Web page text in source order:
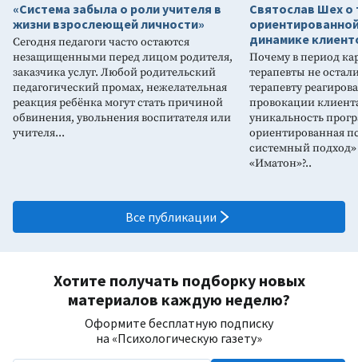
«Система забыла о роли учителя в
жизни взрослеющей личности»
Сегодня педагоги часто остаются
незащищенными перед лицом родителя,
заказчика услуг. Любой родительский
педагогический промах, нежелательная
реакция ребёнка могут стать причиной
обвинения, увольнения воспитателя или
учителя...
Святослав Шех о
динамике
Почему в период
терапевты не
терапевту
провокации
уникальность
ориентированная
системный
«Иматон»?..
Все публикации
Хотите получать подборку новых
материалов каждую неделю?
Оформите бесплатную подписку
на «Психологическую газету»